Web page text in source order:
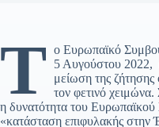
Τ ο Ευρωπαϊκό
5 Αυγούστου 2022,
μείωση της
τον φετινό
η δυνατότητα του Ευρωπαϊκού
«κατάσταση επιφυλακής